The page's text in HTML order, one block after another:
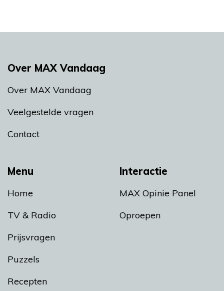
Menu
Home
TV & Radio
Prijsvragen
Puzzels
Recepten
Interactie
MAX Opinie Panel
Oproepen
Over MAX Vandaag
Over MAX Vandaag
Veelgestelde vragen
Contact